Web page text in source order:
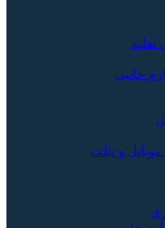
نقلیه
جانبی
موبایل و تبلت